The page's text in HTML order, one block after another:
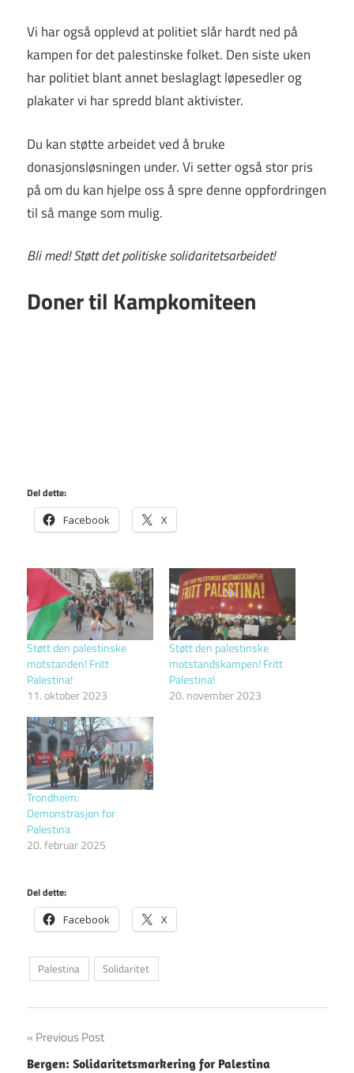
Vi har også opplevd at politiet slår hardt ned på
kampen for det palestinske folket. Den siste uken
har politiet blant annet beslaglagt løpesedler og
plakater vi har spredd blant aktivister.
Du kan støtte arbeidet ved å bruke
donasjonsløsningen under. Vi setter også stor pris
på om du kan hjelpe oss å spre denne oppfordringen
til så mange som mulig.
Bli med! Støtt det politiske solidaritetsarbeidet!
Doner til Kampkomiteen
Del dette:
Facebook X
Støtt den palestinske
motstanden! Fritt
Palestina!
11. oktober 2023
Støtt den palestinske
motstandskampen! Fritt
Palestina!
20. november 2023
Trondheim:
Demonstrasjon for
Palestina
20. februar 2025
Del dette:
Facebook X
Palestina Solidaritet
Innleggsnavigasjon
Previous Post
Bergen: Solidaritetsmarkering for Palestina